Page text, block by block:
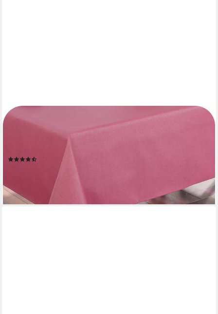
Tischdecke Leinenoptik wasserabweisend, fleckabweisend und
pflegeleicht (1-tlg), Hochwertiger Saum, waschbar bis 40°C, 70%
Baumwolle, 30% Polyester
lieferbar - in 2-3 Werktagen bei dir